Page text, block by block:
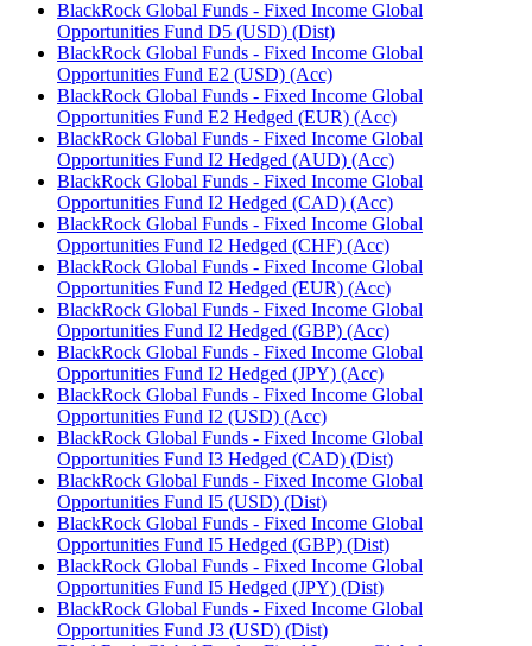
BlackRock Global Funds - Fixed Income Global
Opportunities Fund D5 (USD) (Dist)
BlackRock Global Funds - Fixed Income Global
Opportunities Fund E2 (USD) (Acc)
BlackRock Global Funds - Fixed Income Global
Opportunities Fund E2 Hedged (EUR) (Acc)
BlackRock Global Funds - Fixed Income Global
Opportunities Fund I2 Hedged (AUD) (Acc)
BlackRock Global Funds - Fixed Income Global
Opportunities Fund I2 Hedged (CAD) (Acc)
BlackRock Global Funds - Fixed Income Global
Opportunities Fund I2 Hedged (CHF) (Acc)
BlackRock Global Funds - Fixed Income Global
Opportunities Fund I2 Hedged (EUR) (Acc)
BlackRock Global Funds - Fixed Income Global
Opportunities Fund I2 Hedged (GBP) (Acc)
BlackRock Global Funds - Fixed Income Global
Opportunities Fund I2 Hedged (JPY) (Acc)
BlackRock Global Funds - Fixed Income Global
Opportunities Fund I2 (USD) (Acc)
BlackRock Global Funds - Fixed Income Global
Opportunities Fund I3 Hedged (CAD) (Dist)
BlackRock Global Funds - Fixed Income Global
Opportunities Fund I5 (USD) (Dist)
BlackRock Global Funds - Fixed Income Global
Opportunities Fund I5 Hedged (GBP) (Dist)
BlackRock Global Funds - Fixed Income Global
Opportunities Fund I5 Hedged (JPY) (Dist)
BlackRock Global Funds - Fixed Income Global
Opportunities Fund J3 (USD) (Dist)